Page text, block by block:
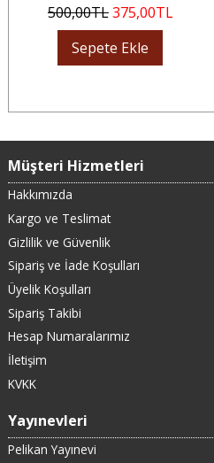
500,00TL375,00TL
Sepete Ekle
Müşteri Hizmetleri
Hakkımızda
Kargo ve Teslimat
Gizlilik ve Güvenlik
Sipariş ve İade Koşulları
Üyelik Koşulları
Sipariş Takibi
Hesap Numaralarımız
İletişim
KVKK
Yayınevleri
Pelikan Yayınevi